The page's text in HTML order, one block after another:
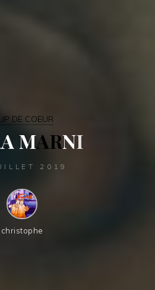
DE COEUR
A MARNI
2019
christophe